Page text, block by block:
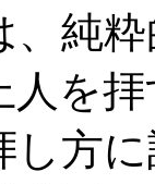
、純
人を
し方